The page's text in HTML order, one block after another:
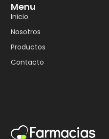
Menu
Inicio
Nosotros
Productos
Contacto